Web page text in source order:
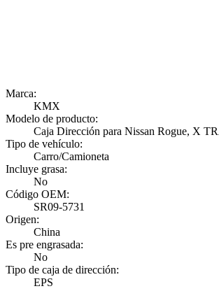
Marca:
KMX
Modelo de producto:
Caja Dirección para Nissan Rogue, X
Tipo de vehículo:
Carro/Camioneta
Incluye grasa:
No
Código OEM:
SR09-5731
Origen:
China
Es pre engrasada:
No
Tipo de caja de dirección:
EPS